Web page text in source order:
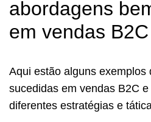
abordagens
em vendas
Aqui estão alguns exemplos
sucedidas em vendas B2C
diferentes estratégias e